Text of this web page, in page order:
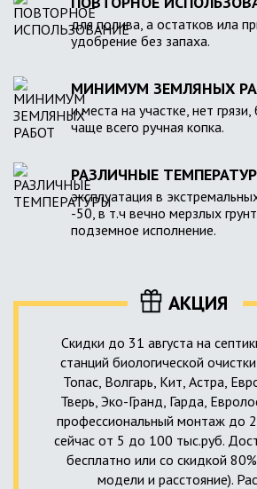
для полива, а остатков ила
удобрение без запаха.
МИНИМУМ ЗЕМЛЯНЫХ
и места на участке, нет грязи,
чаще всего ручная копка.
РАЗЛИЧНЫЕ
эксплуатация в
-50, в т.ч вечно мерзлых
подземное исполнение.
АКЦИЯ
Скидки до 31 августа на
станций биологической
Топас, Волгарь, Кит, Астра,
Тверь, Эко-Гранд, Гарда,
профессиональный монтаж до
сейчас от 5 до 100 тыс.руб.
бесплатно или со скидкой
модели и расстояние).